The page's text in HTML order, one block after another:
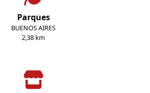
Parques
BUENOS AIRES
2,38 km